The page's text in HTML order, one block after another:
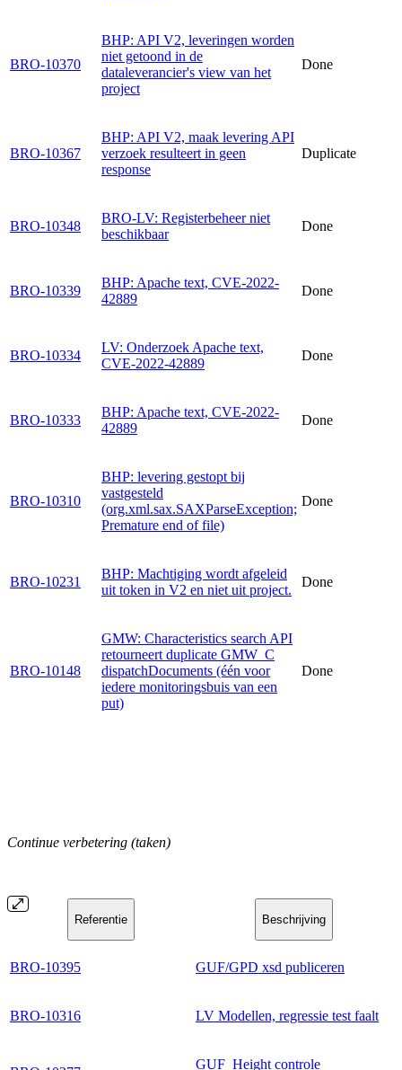
BRO-10370
BHP: API V2, leveringen worden
niet getoond in de
dataleverancier's view van het
project
Done
BRO-10367
BHP: API V2, maak levering API
verzoek resulteert in geen
response
Duplicate
BRO-10348
BRO-LV: Registerbeheer niet
beschikbaar
Done
BRO-10339
BHP: Apache text, CVE-2022-
42889
Done
BRO-10334
LV: Onderzoek Apache text,
CVE-2022-42889
Done
BRO-10333
BHP: Apache text, CVE-2022-
42889
Done
BRO-10310
BHP: levering gestopt bij
vastgesteld
(org.xml.sax.SAXParseException;
Premature end of file)
Done
BRO-10231
BHP: Machtiging wordt afgeleid
uit token in V2 en niet uit project.
Done
BRO-10148
GMW: Characteristics search API
retourneert duplicate GMW_C
dispatchDocuments (één voor
iedere monitoringsbuis van een
put)
Done
Continue verbetering (taken)
Referentie Beschrijving
BRO-10395 GUF/GPD xsd publiceren
BRO-10316 LV Modellen, regressie test faalt
GUF_Height controle